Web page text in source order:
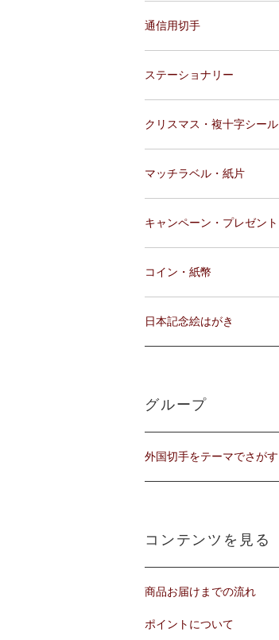
通信用切手
ステーショナリー
クリスマス・複十字シール
マッチラベル・紙片
キャンペーン・プレゼント
コイン・紙幣
日本記念絵はがき
グループ
外国切手をテーマでさがす
コンテンツを見る
商品お届けまでの流れ
ポイントについて